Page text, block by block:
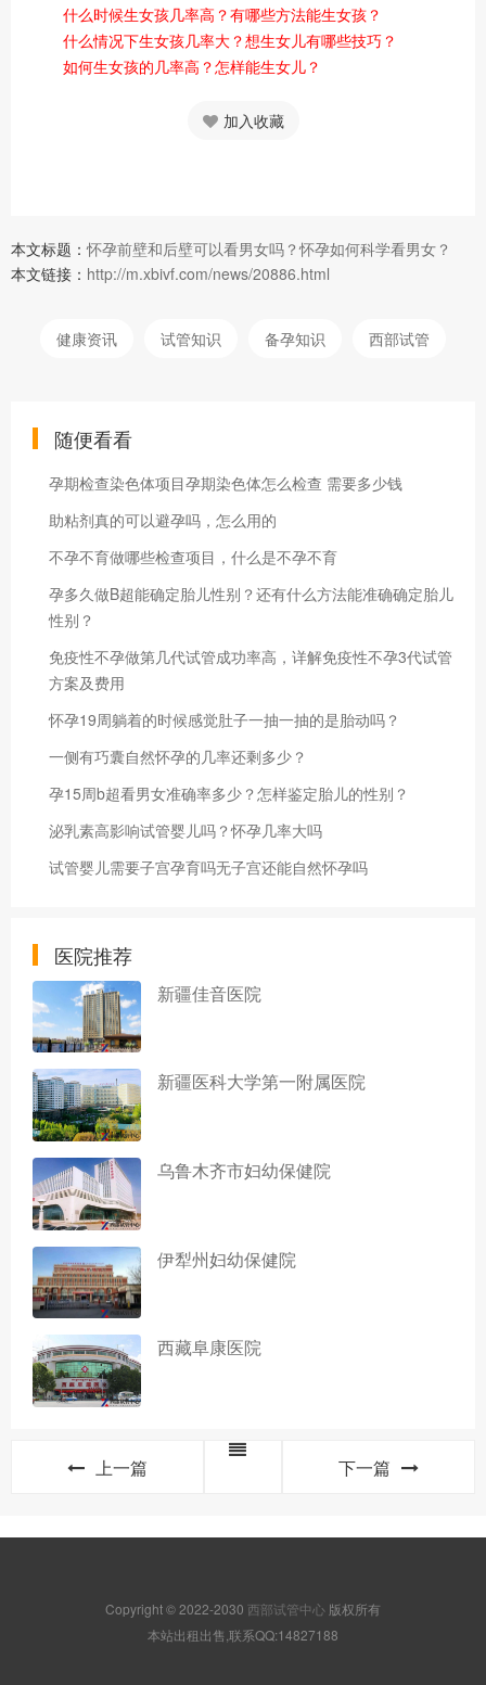
什么时候生女孩几率高？有哪些方法能生女孩？
什么情况下生女孩几率大？想生女儿有哪些技巧？
如何生女孩的几率高？怎样能生女儿？
加入收藏
本文标题：怀孕前壁和后壁可以看男女吗？怀孕如何科学看男女？
本文链接： http://m.xbivf.com/news/20886.html
健康资讯 试管知识 备孕知识 西部试管
随便看看
孕期检查染色体项目孕期染色体怎么检查 需要多少钱
助粘剂真的可以避孕吗，怎么用的
不孕不育做哪些检查项目，什么是不孕不育
孕多久做B超能确定胎儿性别？还有什么方法能准确确定胎儿
性别？
免疫性不孕做第几代试管成功率高，详解免疫性不孕3代试管
方案及费用
怀孕19周躺着的时候感觉肚子一抽一抽的是胎动吗？
一侧有巧囊自然怀孕的几率还剩多少？
孕15周b超看男女准确率多少？怎样鉴定胎儿的性别？
泌乳素高影响试管婴儿吗？怀孕几率大吗
试管婴儿需要子宫孕育吗无子宫还能自然怀孕吗
医院推荐
新疆佳音医院
新疆医科大学第一附属医院
乌鲁木齐市妇幼保健院
伊犁州妇幼保健院
西藏阜康医院
上一篇 下一篇
Copyright © 2022-2030 西部试管中心 版权所有
本站出租出售,联系QQ:14827188